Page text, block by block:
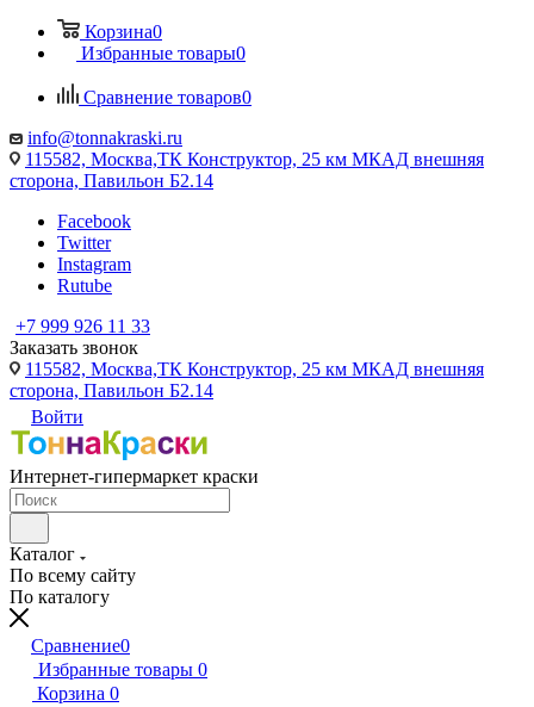
Корзина0
Избранные товары0
Сравнение товаров0
info@tonnakraski.ru
115582, Москва,ТК Конструктор, 25 км МКАД внешняя
сторона, Павильон Б2.14
Facebook
Twitter
Instagram
Rutube
+7 999 926 11 33
Заказать звонок
115582, Москва,ТК Конструктор, 25 км МКАД внешняя
сторона, Павильон Б2.14
Войти
Интернет-гипермаркет краски
Каталог
По всему сайту
По каталогу
Сравнение0
Избранные товары 0
Корзина 0